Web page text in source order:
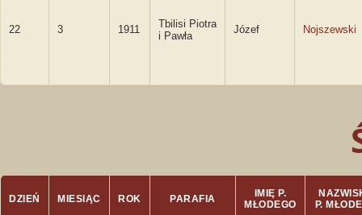
22 3 1911
Tbilisi Piotra
i Pawła
Józef Nojszewski
DZIEŃ MIESIĄC ROK PARAFIA
IMIĘ P.
MŁODEGO
P.